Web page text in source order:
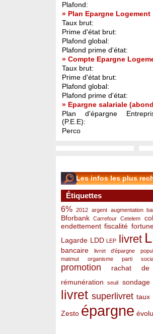
Plafond:
» Plan Epargne Logement
Taux brut:
Prime d'état brut:
Plafond global:
Plafond prime d'état:
» Compte Epargne
Taux brut:
Prime d'état brut:
Plafond global:
Plafond prime d'état:
» Epargne salariale
Plan d'épargne
(P.E.E):
Perco
Les infos les plus
Étiquettes
6% 2012 argent augmentation
Bforbank
Carrefour Cetelem
endettement fiscalité
Lagarde LDD LEP livret
bancaire
livret d'épargne
matmut
organisme parti
promotion rachat
rémunération
seuil sondage
livret superlivret taux
Zesto épargne